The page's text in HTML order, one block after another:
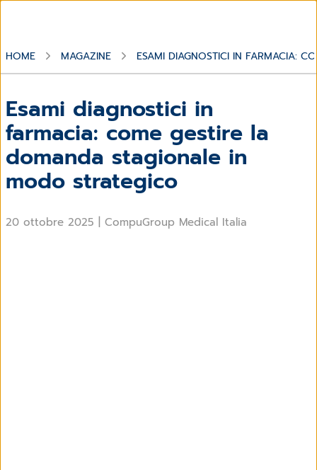
HOME MAGAZINE ESAMI DIAGNOSTICI IN FARMACIA:
Esami diagnostici in
farmacia: come gestire la
domanda stagionale in
modo strategico
20 ottobre 2025 CompuGroup Medical Italia